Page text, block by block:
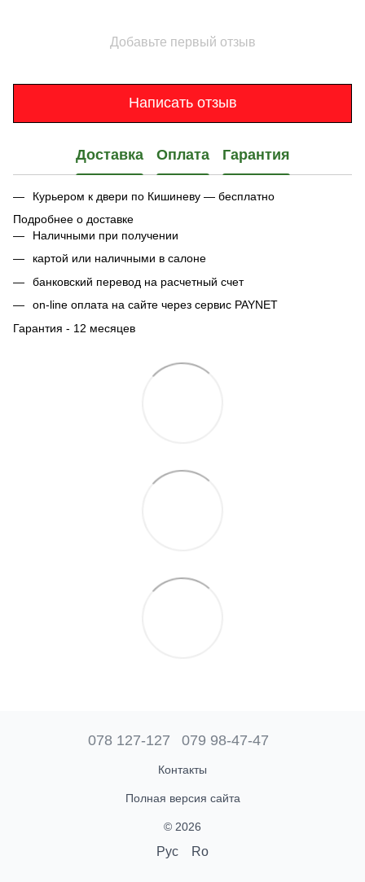
Добавьте первый отзыв
Написать отзыв
Доставка Оплата Гарантия
Курьером к двери по Кишиневу — бесплатно
Подробнее о доставке
Наличными при получении
картой или наличными в салоне
банковский перевод на расчетный счет
on-line оплата на сайте через сервис PAYNET
Гарантия - 12 месяцев
078 127-127 079 98-47-47
Контакты
Полная версия сайта
© 2026
Рус Ro